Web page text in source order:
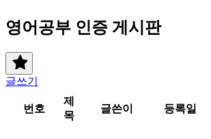
영어공부 인증 게시판
글쓰기
번호
제
목
글쓴이 등록일